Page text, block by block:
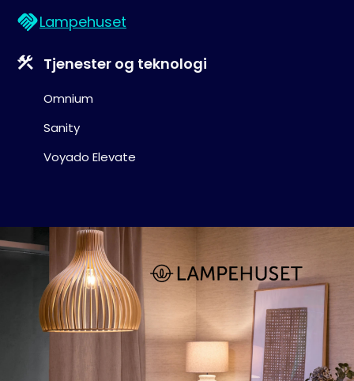
Lampehuset
Tjenester og teknologi
Omnium
Sanity
Voyado Elevate